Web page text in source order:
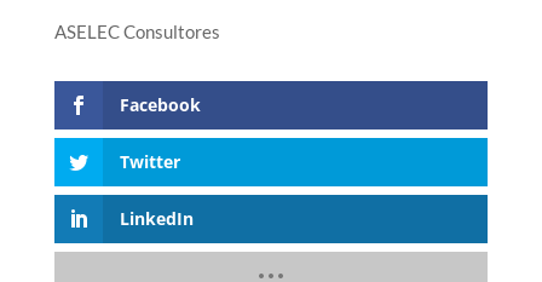
ASELEC Consultores
Facebook
Twitter
LinkedIn